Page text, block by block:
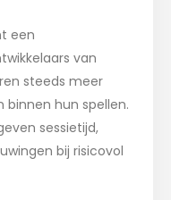
een
van
steeds meer
hun spellen.
sessietijd,
bij risicovol